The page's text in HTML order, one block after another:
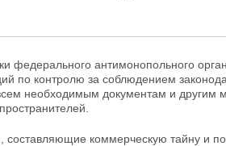
федерального антимонопольного
по контролю за соблюдением
необходимым документам и другим
составляющие коммерческую тайну и